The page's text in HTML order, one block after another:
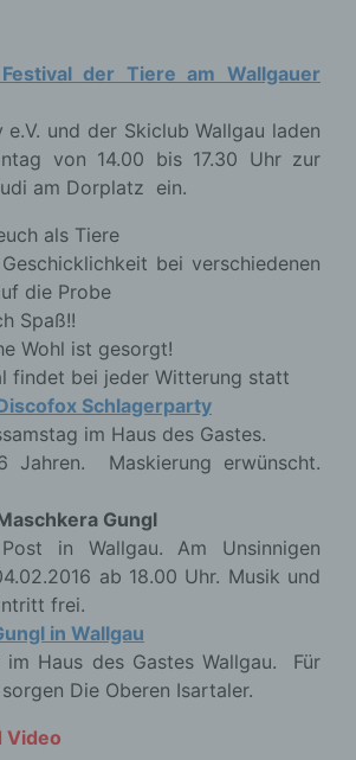
der Tiere am Wallgauer
e.V. und der Skiclub Wallgau laden
von 14.00 bis 17.30 Uhr zur
am Dorplatz ein.
als Tiere
bei verschiedenen
die Probe
Spaß!!
Wohl ist gesorgt!
findet bei jeder Witterung statt
Schlagerparty
im Haus des Gastes.
Jahren. Maskierung erwünscht.
Gungl
in Wallgau. Am Unsinnigen
ab 18.00 Uhr. Musik und
frei.
in Wallgau
im Haus des Gastes Wallgau. Für
Die Oberen Isartaler.
Video